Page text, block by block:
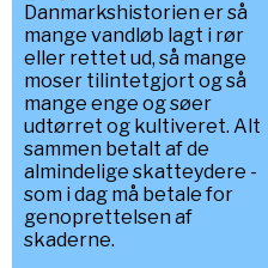
Danmarkshistorien er så
mange vandløb lagt i rør
eller rettet ud, så mange
moser tilintetgjort og så
mange enge og søer
udtørret og kultiveret. Alt
sammen betalt af de
almindelige skatteydere -
som i dag må betale for
genoprettelsen af
skaderne.